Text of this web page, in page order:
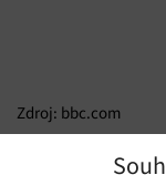
Zdroj: bbc.com